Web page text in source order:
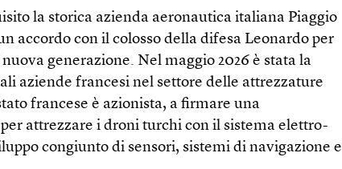
la storica azienda aeronautica italiana Piaggio
accordo con il colosso della difesa Leonardo per
generazione. Nel maggio 2026 è stata la
aziende francesi nel settore delle attrezzature
francese è azionista, a firmare una
attrezzare i droni turchi con il sistema elettro-
congiunto di sensori, sistemi di navigazione e